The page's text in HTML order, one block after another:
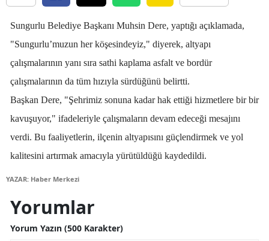
Denizli
Diyarbakır
Edirne
Elazığ
Erzincan
Erzurum
Sungurlu Belediye Başkanı Muhsin Dere, yaptığı açıklamada,
"Sungurlu’muzun her köşesindeyiz," diyerek, altyapı
çalışmalarının yanı sıra sathi kaplama asfalt ve bordür
çalışmalarının da tüm hızıyla sürdüğünü belirtti.
Başkan Dere, "Şehrimiz sonuna kadar hak ettiği hizmetlere bir bir
kavuşuyor," ifadeleriyle çalışmaların devam edeceği mesajını
verdi. Bu faaliyetlerin, ilçenin altyapısını güçlendirmek ve yol
kalitesini artırmak amacıyla yürütüldüğü kaydedildi.
YAZAR: Haber Merkezi
Yorumlar
Yorum Yazın (500 Karakter)